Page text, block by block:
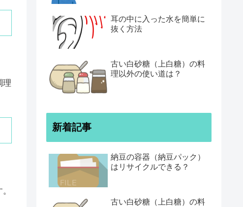
理
耳の中に入った水を簡単に
抜く方法
古い白砂糖（上白糖）の料
理以外の使い道は？
新着記事
納豆の容器（納豆パック）
はリサイクルできる？
古い白砂糖（上白糖）の料